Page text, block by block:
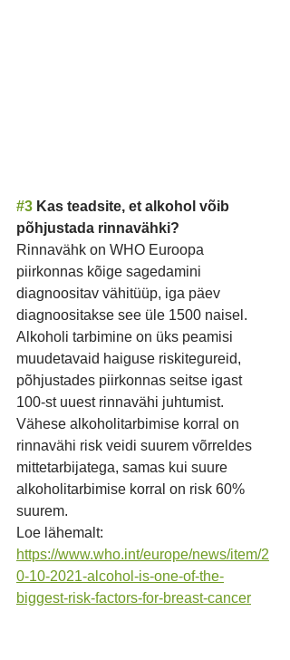
#3 Kas teadsite, et alkohol võib
põhjustada rinnavähki?
Rinnavähk on WHO Euroopa
piirkonnas kõige sagedamini
diagnoositav vähitüüp, iga päev
diagnoositakse see üle 1500 naisel.
Alkoholi tarbimine on üks peamisi
muudetavaid haiguse riskitegureid,
põhjustades piirkonnas seitse igast
100-st uuest rinnavähi juhtumist.
Vähese alkoholitarbimise korral on
rinnavähi risk veidi suurem võrreldes
mittetarbijatega, samas kui suure
alkoholitarbimise korral on risk 60%
suurem.
Loe lähemalt:
https://www.who.int/europe/news/item/2
0-10-2021-alcohol-is-one-of-the-
biggest-risk-factors-for-breast-cancer